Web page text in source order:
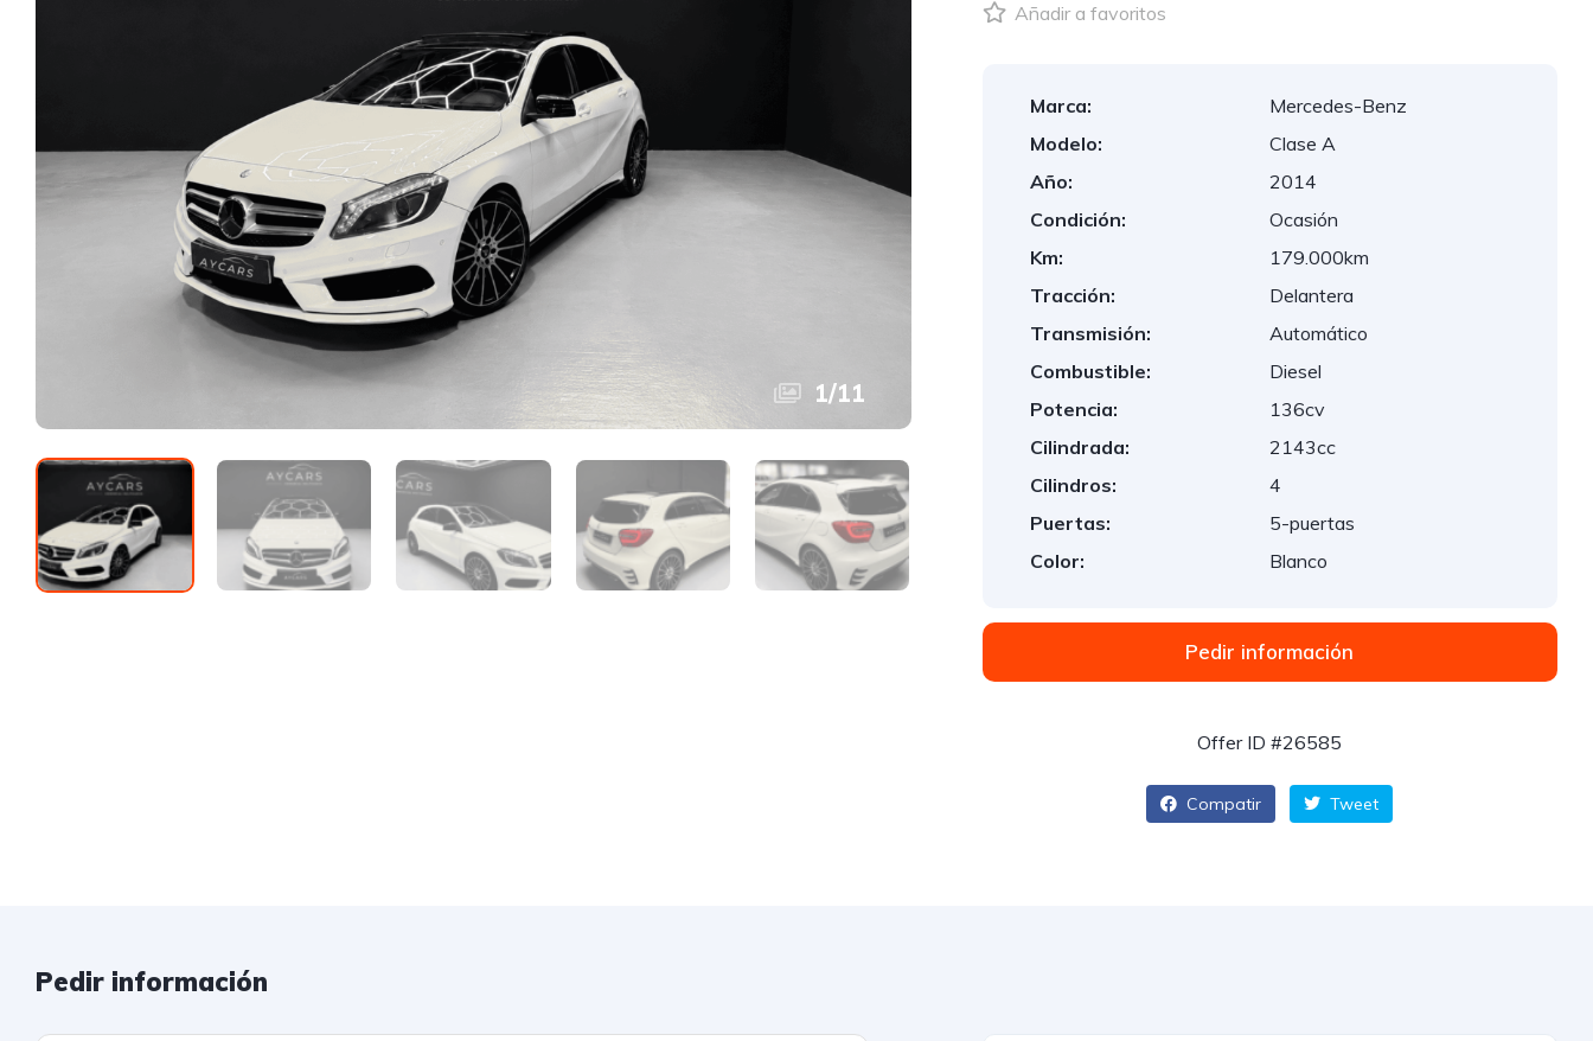
1/11
Añadir a favoritos
Marca:
Mercedes-Benz
Modelo:
Clase A
Año:
2014
Condición:
Ocasión
Km:
179.000km
Tracción:
Delantera
Transmisión:
Automático
Combustible:
Diesel
Potencia:
136cv
Cilindrada:
2143cc
Cilindros:
4
Puertas:
5-puertas
Color:
Blanco
Pedir información
Offer ID #26585
Compatir Tweet
Pedir información